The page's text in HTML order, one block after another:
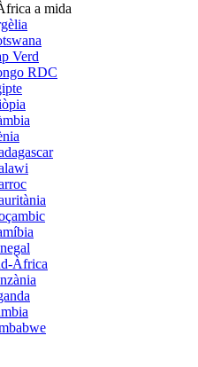
a mida
Verd
RDC
Àfrica